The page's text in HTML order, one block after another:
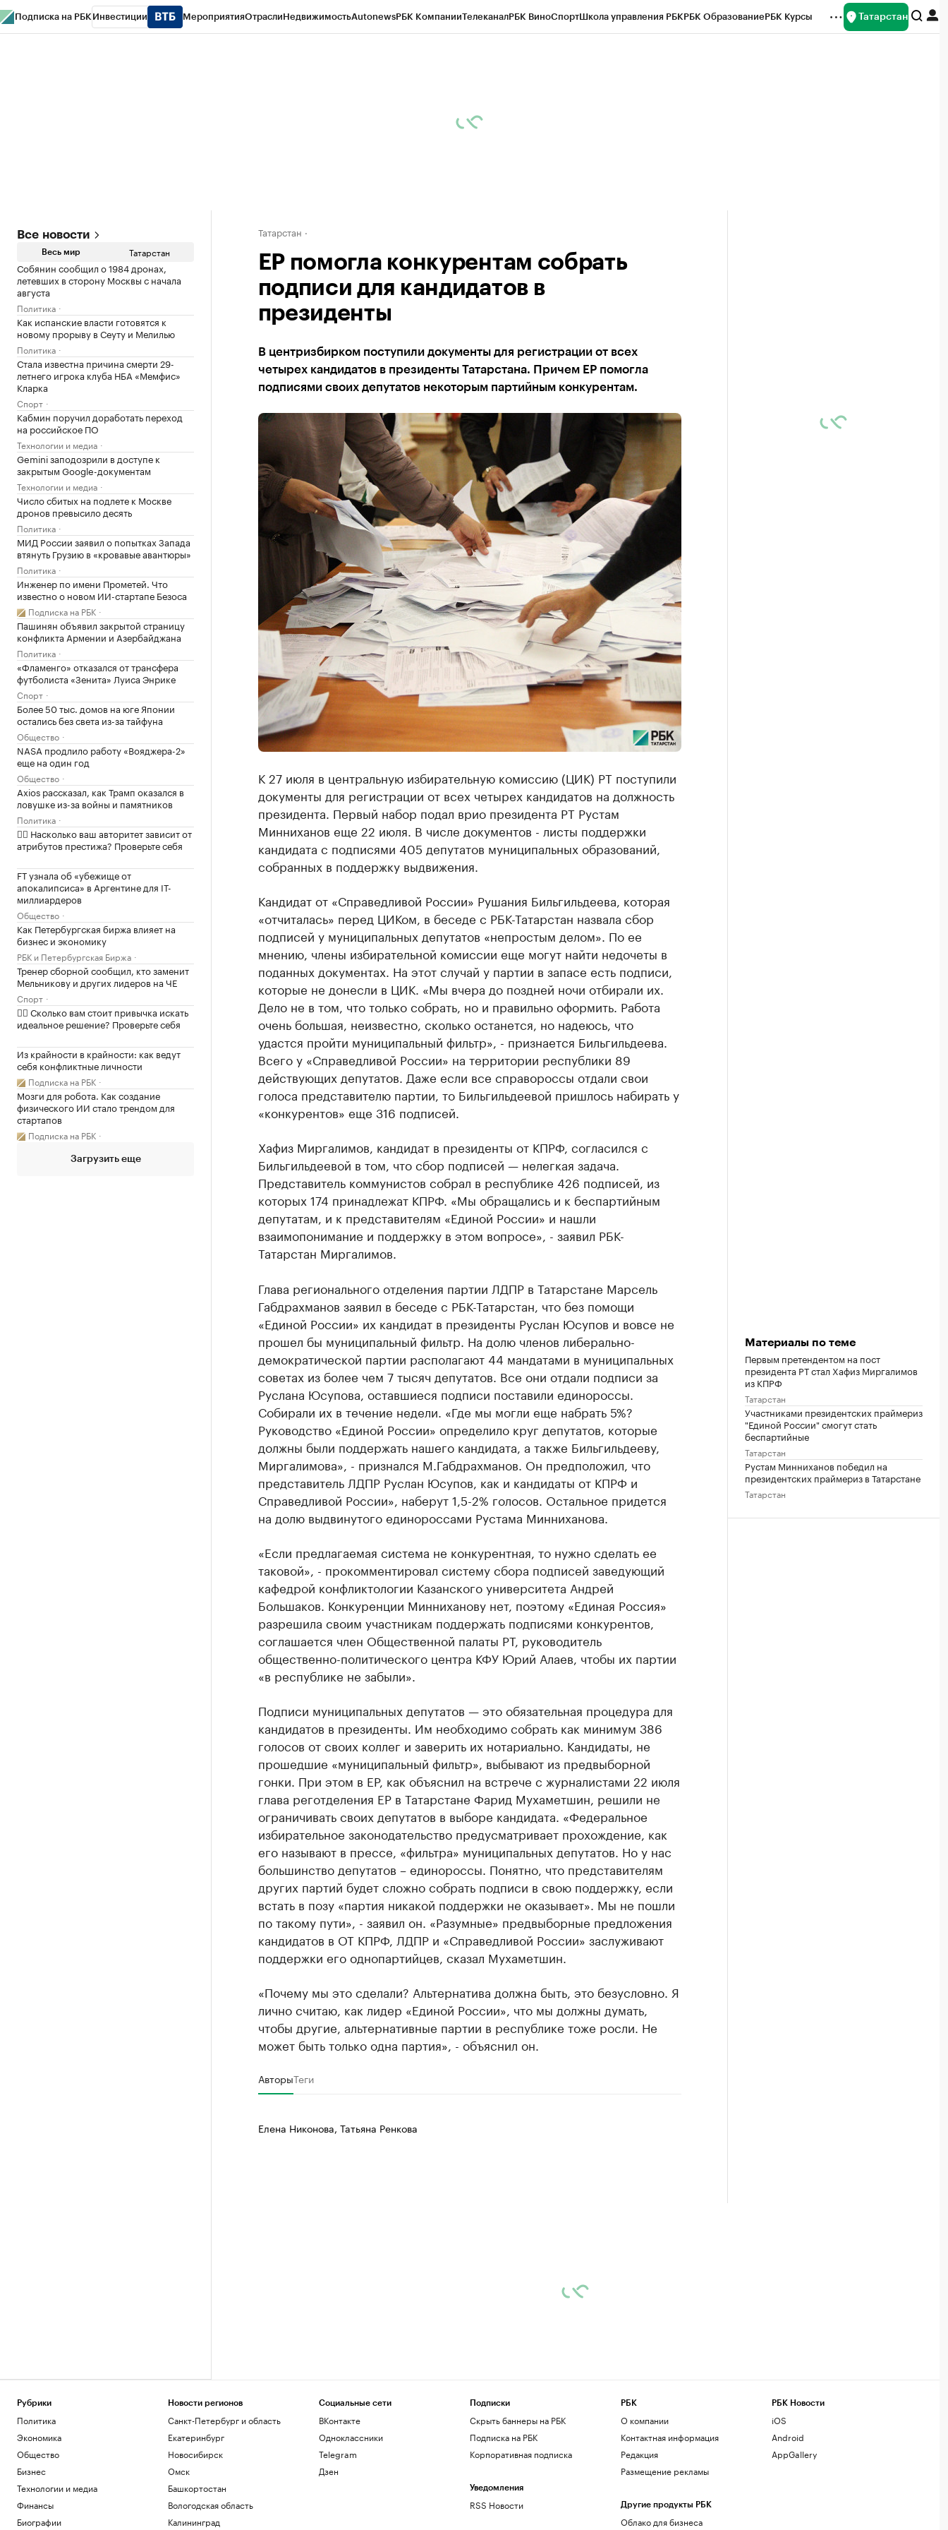
Подписка на РБК Инвестиции МероприятияОтраслиНедвижимостьAutonewsРБК КомпанииТелеканалРБК ВиноСпортШкола управления РБКРБК ОбразованиеРБК Курсы Татарстан
Все новости
Весь мир Татарстан
Собянин сообщил о 1984 дронах,
летевших в сторону Москвы с начала
августа
Политика
Как испанские власти готовятся к
новому прорыву в Сеуту и Мелилью
Политика
Стала известна причина смерти 29-
летнего игрока клуба НБА «Мемфис»
Кларка
Спорт
Кабмин поручил доработать переход
на российское ПО
Технологии и медиа
Gemini заподозрили в доступе к
закрытым Google-документам
Технологии и медиа
Число сбитых на подлете к Москве
дронов превысило десять
Политика
МИД России заявил о попытках Запада
втянуть Грузию в «кровавые авантюры»
Политика
Инженер по имени Прометей. Что
известно о новом ИИ-стартапе Безоса
Подписка на РБК
Пашинян объявил закрытой страницу
конфликта Армении и Азербайджана
Политика
«Фламенго» отказался от трансфера
футболиста «Зенита» Луиса Энрике
Спорт
Более 50 тыс. домов на юге Японии
остались без света из-за тайфуна
Общество
NASA продлило работу «Вояджера-2»
еще на один год
Общество
Axios рассказал, как Трамп оказался в
ловушке из-за войны и памятников
Политика
✍🏻 Насколько ваш авторитет зависит от
атрибутов престижа? Проверьте себя
FT узнала об «убежище от
апокалипсиса» в Аргентине для IT-
миллиардеров
Общество
Как Петербургская биржа влияет на
бизнес и экономику
РБК и Петербургская Биржа
Тренер сборной сообщил, кто заменит
Мельникову и других лидеров на ЧЕ
Спорт
✍🏻 Сколько вам стоит привычка искать
идеальное решение? Проверьте себя
Из крайности в крайности: как ведут
себя конфликтные личности
Подписка на РБК
Мозги для робота. Как создание
физического ИИ стало трендом для
стартапов
Подписка на РБК
Загрузить еще
Татарстан
ЕР помогла конкурентам собрать
подписи для кандидатов в
президенты
В центризбирком поступили документы для регистрации от всех
четырех кандидатов в президенты Татарстана. Причем ЕР помогла
подписями своих депутатов некоторым партийным конкурентам.
К 27 июля в центральную избирательную комиссию (ЦИК) РТ поступили
документы для регистрации от всех четырех кандидатов на должность
президента. Первый набор подал врио президента РТ Рустам
Минниханов еще 22 июля. В числе документов - листы поддержки
кандидата с подписями 405 депутатов муниципальных образований,
собранных в поддержку выдвижения.
Кандидат от «Справедливой России» Рушания Бильгильдеева, которая
«отчиталась» перед ЦИКом, в беседе с РБК-Татарстан назвала сбор
подписей у муниципальных депутатов «непростым делом». По ее
мнению, члены избирательной комиссии еще могут найти недочеты в
поданных документах. На этот случай у партии в запасе есть подписи,
которые не донесли в ЦИК. «Мы вчера до поздней ночи отбирали их.
Дело не в том, что только собрать, но и правильно оформить. Работа
очень большая, неизвестно, сколько останется, но надеюсь, что
удастся пройти муниципальный фильтр», - признается Бильгильдеева.
Всего у «Справедливой России» на территории республики 89
действующих депутатов. Даже если все справороссы отдали свои
голоса представителю партии, то Бильгильдеевой пришлось набирать у
«конкурентов» еще 316 подписей.
Хафиз Миргалимов, кандидат в президенты от КПРФ, согласился с
Бильгильдеевой в том, что сбор подписей — нелегкая задача.
Представитель коммунистов собрал в республике 426 подписей, из
которых 174 принадлежат КПРФ. «Мы обращались и к беспартийным
депутатам, и к представителям «Единой России» и нашли
взаимопонимание и поддержку в этом вопросе», - заявил РБК-
Татарстан Миргалимов.
Глава регионального отделения партии ЛДПР в Татарстане Марсель
Габдрахманов заявил в беседе с РБК-Татарстан, что без помощи
«Единой России» их кандидат в президенты Руслан Юсупов и вовсе не
прошел бы муниципальный фильтр. На долю членов либерально-
демократической партии располагают 44 мандатами в муниципальных
советах из более чем 7 тысяч депутатов. Все они отдали подписи за
Руслана Юсупова, оставшиеся подписи поставили единороссы.
Собирали их в течение недели. «Где мы могли еще набрать 5%?
Руководство «Единой России» определило круг депутатов, которые
должны были поддержать нашего кандидата, а также Бильгильдееву,
Миргалимова», - признался М.Габдрахманов. Он предположил, что
представитель ЛДПР Руслан Юсупов, как и кандидаты от КПРФ и
Справедливой России», наберут 1,5-2% голосов. Остальное придется
на долю выдвинутого единороссами Рустама Минниханова.
«Если предлагаемая система не конкурентная, то нужно сделать ее
таковой», - прокомментировал систему сбора подписей заведующий
кафедрой конфликтологии Казанского университета Андрей
Большаков. Конкуренции Минниханову нет, поэтому «Единая Россия»
разрешила своим участникам поддержать подписями конкурентов,
соглашается член Общественной палаты РТ, руководитель
общественно-политического центра КФУ Юрий Алаев, чтобы их партии
«в республике не забыли».
Подписи муниципальных депутатов — это обязательная процедура для
кандидатов в президенты. Им необходимо собрать как минимум 386
голосов от своих коллег и заверить их нотариально. Кандидаты, не
прошедшие «муниципальный фильтр», выбывают из предвыборной
гонки. При этом в ЕР, как объяснил на встрече с журналистами 22 июля
глава реготделения ЕР в Татарстане Фарид Мухаметшин, решили не
ограничивать своих депутатов в выборе кандидата. «Федеральное
избирательное законодательство предусматривает прохождение, как
его называют в прессе, «фильтра» муниципальных депутатов. Но у нас
большинство депутатов – единороссы. Понятно, что представителям
других партий будет сложно собрать подписи в свою поддержку, если
встать в позу «партия никакой поддержки не оказывает». Мы не пошли
по такому пути», - заявил он. «Разумные» предвыборные предложения
кандидатов в ОТ КПРФ, ЛДПР и «Справедливой России» заслуживают
поддержки его однопартийцев, сказал Мухаметшин.
«Почему мы это сделали? Альтернатива должна быть, это безусловно. Я
лично считаю, как лидер «Единой России», что мы должны думать,
чтобы другие, альтернативные партии в республике тоже росли. Не
может быть только одна партия», - объяснил он.
АвторыТеги
Елена Никонова, Татьяна Ренкова
Материалы по теме
Первым претендентом на пост
президента РТ стал Хафиз Миргалимов
из КПРФ
Татарстан
Участниками президентских праймериз
"Единой России" смогут стать
беспартийные
Татарстан
Рустам Минниханов победил на
президентских праймериз в Татарстане
Татарстан
Рубрики
Политика
Экономика
Общество
Бизнес
Технологии и медиа
Финансы
Биографии
Новости регионов
Санкт-Петербург и область
Екатеринбург
Новосибирск
Омск
Башкортостан
Вологодская область
Калининград
Социальные сети
ВКонтакте
Одноклассники
Telegram
Дзен
Подписки
Скрыть баннеры на РБК
Подписка на РБК
Корпоративная подписка
Уведомления
RSS Новости
РБК
О компании
Контактная информация
Редакция
Размещение рекламы
Другие продукты РБК
Облако для бизнеса
РБК Новости
iOS
Android
AppGallery